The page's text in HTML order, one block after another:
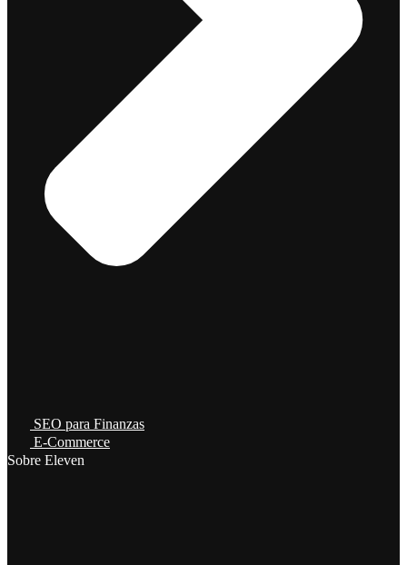
SEO para Finanzas
E-Commerce
Sobre Eleven